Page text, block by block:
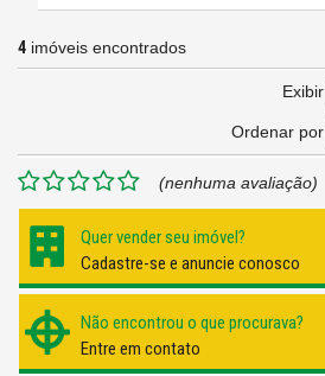
4 imóveis encontrados
Exibir
Ordenar por
(nenhuma avaliação)
Quer vender seu imóvel?
Cadastre-se e anuncie conosco
Não encontrou o que procurava?
Entre em contato